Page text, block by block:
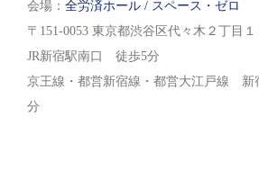
会場： 全労済ホール / スペース・ゼロ
〒151-0053 東京都渋谷区代々木２丁目１
JR新宿駅南口 徒歩5分
京王線・都営新宿線・都営大江戸線
分